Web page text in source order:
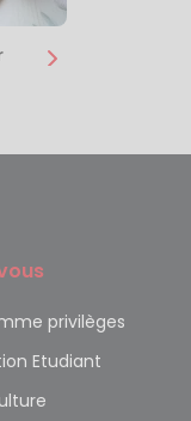
privilèges
Etudiant